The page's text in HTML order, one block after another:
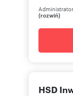
(rozwiń)
HSD